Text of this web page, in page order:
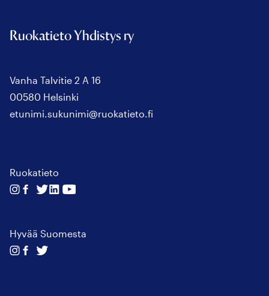
Ruokatieto Yhdistys ry
Vanha Talvitie 2 A 16
00580 Helsinki
etunimi.sukunimi@ruokatieto.fi
Ruokatieto
Seuraa
Seuraa
Seuraa
SeuraaSeuraa
Hyvää Suomesta
Seuraa
SeuraaSeuraa